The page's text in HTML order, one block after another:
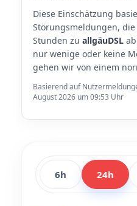
Diese Einschätzung
Störungsmeldungen,
Stunden zu allgäuDSL
nur wenige oder keine
gehen wir von einem
Basierend auf
August 2026 um 09:53 Uhr
6h 24h